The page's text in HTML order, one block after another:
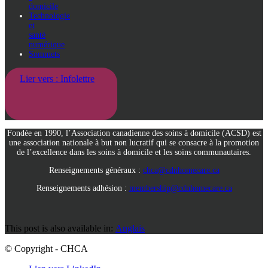
domicile
Technologie
et
santé
numérique
Sommets
Lier vers : Infolettre
Fondée en 1990, l’Association canadienne des soins à domicile (ACSD) est
une association nationale à but non lucratif qui se consacre à la promotion
de l’excellence dans les soins à domicile et les soins communautaires.
Renseignements généraux : chca@cdnhomecare.ca
Renseignements adhésion : membership@cdnhomecare.ca
This post is also available in: Anglais
© Copyright - CHCA